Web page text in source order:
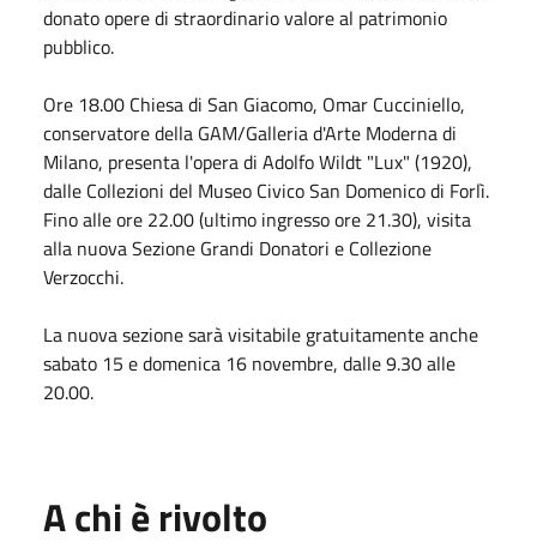
donato opere di straordinario valore al patrimonio
pubblico.
Ore 18.00 Chiesa di San Giacomo, Omar Cucciniello,
conservatore della GAM/Galleria d'Arte Moderna di
Milano, presenta l'opera di Adolfo Wildt "Lux" (1920),
dalle Collezioni del Museo Civico San Domenico di Forlì.
Fino alle ore 22.00 (ultimo ingresso ore 21.30), visita
alla nuova Sezione Grandi Donatori e Collezione
Verzocchi.
La nuova sezione sarà visitabile gratuitamente anche
sabato 15 e domenica 16 novembre, dalle 9.30 alle
20.00.
A chi è rivolto